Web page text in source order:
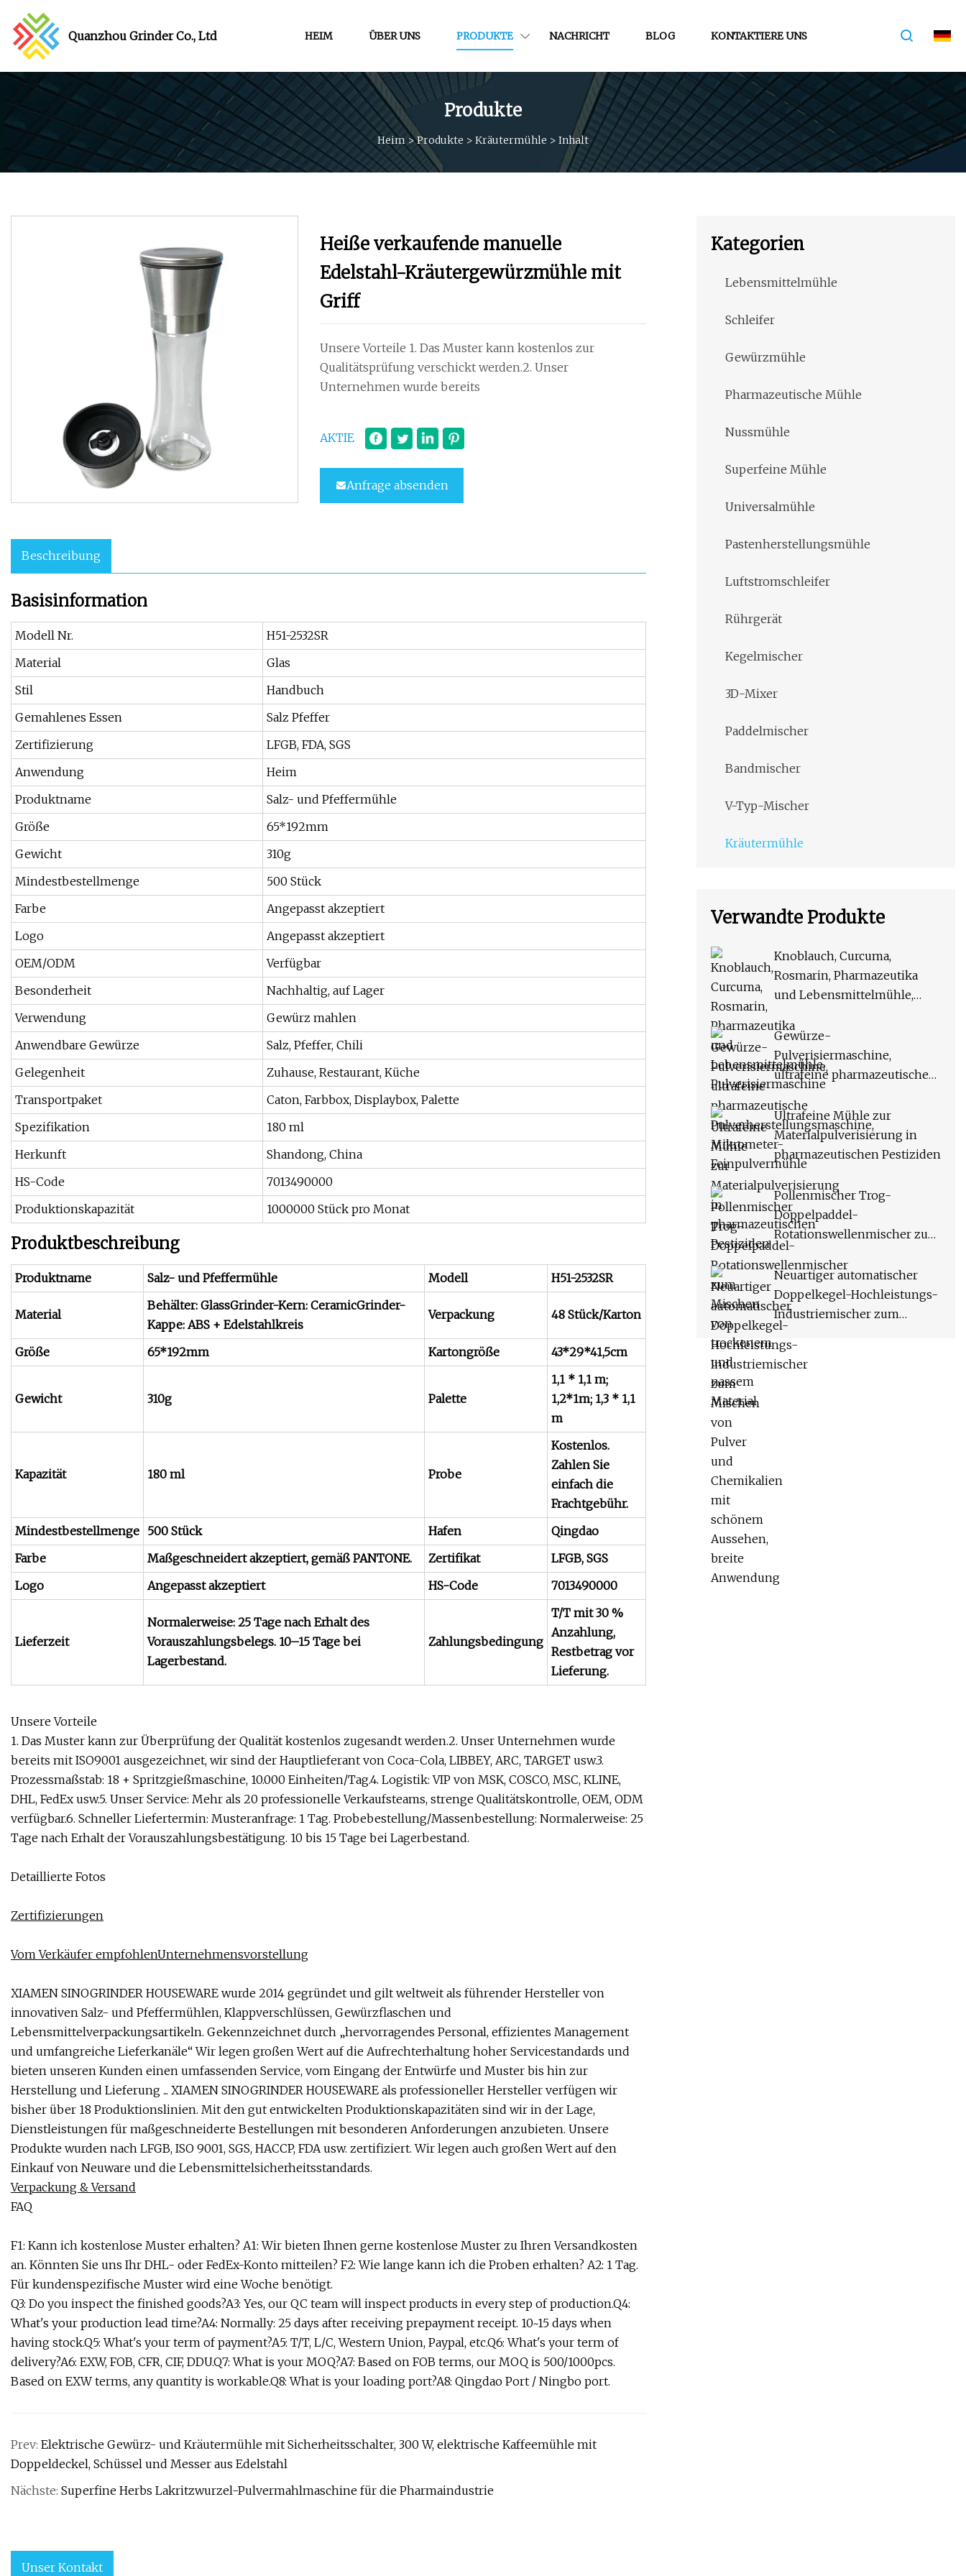
Quanzhou Grinder Co., Ltd HEIM ÜBER UNS PRODUKTE NACHRICHT BLOG KONTAKTIERE UNS
Produkte
Heim >Produkte > Kräutermühle > Inhalt
Heiße verkaufende manuelle
Edelstahl-Kräutergewürzmühle mit
Griff
Unsere Vorteile 1. Das Muster kann kostenlos zur
Qualitätsprüfung verschickt werden.2. Unser
Unternehmen wurde bereits
AKTIE
Anfrage absenden
Beschreibung
Basisinformation
Modell Nr.
H51-2532SR
Material
Glas
Stil
Handbuch
Gemahlenes Essen
Salz Pfeffer
Zertifizierung
LFGB, FDA, SGS
Anwendung
Heim
Produktname
Salz- und Pfeffermühle
Größe
65*192mm
Gewicht
310g
Mindestbestellmenge
500 Stück
Farbe
Angepasst akzeptiert
Logo
Angepasst akzeptiert
OEM/ODM
Verfügbar
Besonderheit
Nachhaltig, auf Lager
Verwendung
Gewürz mahlen
Anwendbare Gewürze
Salz, Pfeffer, Chili
Gelegenheit
Zuhause, Restaurant, Küche
Transportpaket
Caton, Farbbox, Displaybox, Palette
Spezifikation
180 ml
Herkunft
Shandong, China
HS-Code
7013490000
Produktionskapazität
1000000 Stück pro Monat
Produktbeschreibung
Produktname Salz- und Pfeffermühle Modell H51-2532SR
Material
Behälter: GlassGrinder-Kern: CeramicGrinder-
Kappe: ABS + Edelstahlkreis
Verpackung 48 Stück/Karton
Größe 65*192mm Kartongröße 43*29*41,5cm
Gewicht 310g Palette
1,1 * 1,1 m;
1,2*1m; 1,3 * 1,1
m
Kapazität 180 ml Probe
Kostenlos.
Zahlen Sie
einfach die
Frachtgebühr.
Mindestbestellmenge 500 Stück Hafen
Qingdao
Farbe
Maßgeschneidert akzeptiert, gemäß PANTONE. Zertifikat
LFGB, SGS
Logo
Angepasst akzeptiert HS-Code 7013490000
Lieferzeit
Normalerweise: 25 Tage nach Erhalt des
Vorauszahlungsbelegs. 10–15 Tage bei
Lagerbestand.
Zahlungsbedingung
T/T mit 30 %
Anzahlung,
Restbetrag vor
Lieferung.
Unsere Vorteile
1. Das Muster kann zur Überprüfung der Qualität kostenlos zugesandt werden.2. Unser Unternehmen wurde
bereits mit ISO9001 ausgezeichnet, wir sind der Hauptlieferant von Coca-Cola, LIBBEY, ARC, TARGET usw.3.
Prozessmaßstab: 18 + Spritzgießmaschine, 10.000 Einheiten/Tag.4. Logistik: VIP von MSK, COSCO, MSC, KLINE,
DHL, FedEx usw.5. Unser Service: Mehr als 20 professionelle Verkaufsteams, strenge Qualitätskontrolle, OEM, ODM
verfügbar.6. Schneller Liefertermin: Musteranfrage: 1 Tag. Probebestellung/Massenbestellung: Normalerweise: 25
Tage nach Erhalt der Vorauszahlungsbestätigung. 10 bis 15 Tage bei Lagerbestand.
Detaillierte Fotos
Zertifizierungen
Vom Verkäufer empfohlenUnternehmensvorstellung
XIAMEN SINOGRINDER HOUSEWARE wurde 2014 gegründet und gilt weltweit als führender Hersteller von
innovativen Salz- und Pfeffermühlen, Klappverschlüssen, Gewürzflaschen und
Lebensmittelverpackungsartikeln. Gekennzeichnet durch „hervorragendes Personal, effizientes Management
und umfangreiche Lieferkanäle“ Wir legen großen Wert auf die Aufrechterhaltung hoher Servicestandards und
bieten unseren Kunden einen umfassenden Service, vom Eingang der Entwürfe und Muster bis hin zur
Herstellung und Lieferung ... XIAMEN SINOGRINDER HOUSEWARE als professioneller Hersteller verfügen wir
bisher über 18 Produktionslinien. Mit den gut entwickelten Produktionskapazitäten sind wir in der Lage,
Dienstleistungen für maßgeschneiderte Bestellungen mit besonderen Anforderungen anzubieten. Unsere
Produkte wurden nach LFGB, ISO 9001, SGS, HACCP, FDA usw. zertifiziert. Wir legen auch großen Wert auf den
Einkauf von Neuware und die Lebensmittelsicherheitsstandards.
Verpackung & Versand
FAQ
F1: Kann ich kostenlose Muster erhalten? A1: Wir bieten Ihnen gerne kostenlose Muster zu Ihren Versandkosten
an. Könnten Sie uns Ihr DHL- oder FedEx-Konto mitteilen? F2: Wie lange kann ich die Proben erhalten? A2: 1 Tag.
Für kundenspezifische Muster wird eine Woche benötigt.
Q3: Do you inspect the finished goods?A3: Yes, our QC team will inspect products in every step of production.Q4:
What's your production lead time?A4: Normally: 25 days after receiving prepayment receipt. 10~15 days when
having stock.Q5: What's your term of payment?A5: T/T, L/C, Western Union, Paypal, etc.Q6: What's your term of
delivery?A6: EXW, FOB, CFR, CIF, DDU.Q7: What is your MOQ?A7: Based on FOB terms, our MOQ is 500/1000pcs.
Based on EXW terms, any quantity is workable.Q8: What is your loading port?A8: Qingdao Port / Ningbo port.
Prev: Elektrische Gewürz- und Kräutermühle mit Sicherheitsschalter, 300 W, elektrische Kaffeemühle mit
Doppeldeckel, Schüssel und Messer aus Edelstahl
Nächste: Superfine Herbs Lakritzwurzel-Pulvermahlmaschine für die Pharmaindustrie
Unser Kontakt
Kategorien
Lebensmittelmühle
Schleifer
Gewürzmühle
Pharmazeutische Mühle
Nussmühle
Superfeine Mühle
Universalmühle
Pastenherstellungsmühle
Luftstromschleifer
Rührgerät
Kegelmischer
3D-Mixer
Paddelmischer
Bandmischer
V-Typ-Mischer
Kräutermühle
Verwandte Produkte
Knoblauch, Curcuma,
Rosmarin, Pharmazeutika
und Lebensmittelmühle,
Gewürze-
Pulverisiermaschine,
ultrafeine pharmazeutische
Mikrometer-
Feinpulvermühle
Ultrafeine Mühle zur
Materialpulverisierung in
pharmazeutischen Pestiziden
Pollenmischer Trog-
Doppelpaddel-
Rotationswellenmischer zum
Mischen von trockenem und
nassem Material
Neuartiger automatischer
Doppelkegel-Hochleistungs-
Industriemischer zum
Mischen von Pulver und
Chemikalien mit schönem
Aussehen, breite Anwendung